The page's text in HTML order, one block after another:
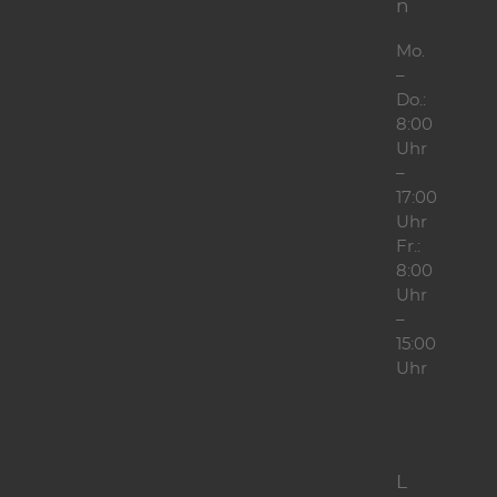
n
Mo.
–
Do.:
8:00
Uhr
–
17:00
Uhr
Fr.:
8:00
Uhr
–
15:00
Uhr